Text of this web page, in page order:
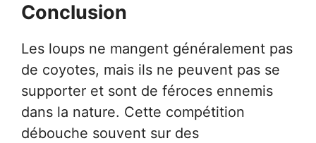
Conclusion
Les loups ne mangent généralement pas
de coyotes, mais ils ne peuvent pas se
supporter et sont de féroces ennemis
dans la nature. Cette compétition
débouche souvent sur des